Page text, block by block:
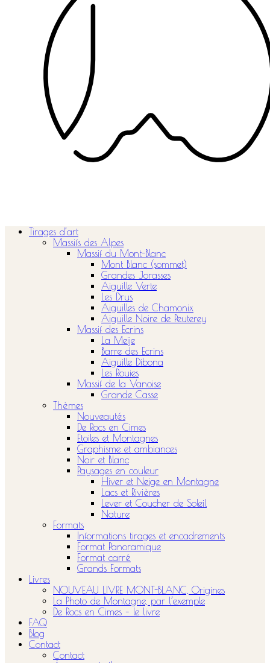
Tirages d’art
Massifs des Alpes
Massif du Mont-Blanc
Mont Blanc (sommet)
Grandes Jorasses
Aiguille Verte
Les Drus
Aiguilles de Chamonix
Aiguille Noire de Peuterey
Massif des Ecrins
La Meije
Barre des Ecrins
Aiguille Dibona
Les Rouies
Massif de la Vanoise
Grande Casse
Thèmes
Nouveautés
De Rocs en Cimes
Etoiles et Montagnes
Graphisme et ambiances
Noir et Blanc
Paysages en couleur
Hiver et Neige en Montagne
Lacs et Rivières
Lever et Coucher de Soleil
Nature
Formats
Informations tirages et encadrements
Format Panoramique
Format carré
Grands Formats
Livres
NOUVEAU LIVRE MONT-BLANC, Origines
La Photo de Montagne, par l’exemple
De Rocs en Cimes – le livre
FAQ
Blog
Contact
Contact